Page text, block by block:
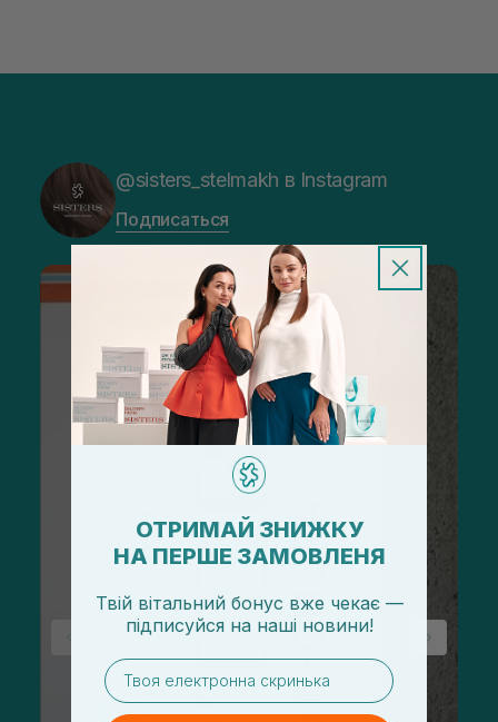
@sisters_stelmakh в Instagram
Подписаться
ОТРИМАЙ ЗНИЖКУ
НА ПЕРШЕ ЗАМОВЛЕНЯ
Твій вітальний бонус вже чекає —
підписуйся на наші новини!
email